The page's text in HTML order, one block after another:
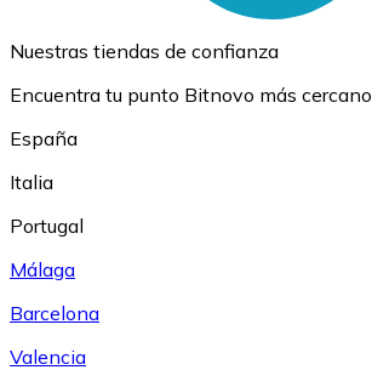
Nuestras tiendas de confianza
Encuentra tu punto Bitnovo más cercano
España
Italia
Portugal
Málaga
Barcelona
Valencia